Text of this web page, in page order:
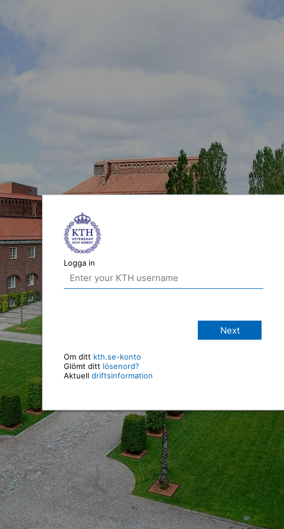
Logga in
Next
Om ditt kth.se-konto
Glömt ditt lösenord?
Aktuell driftsinformation